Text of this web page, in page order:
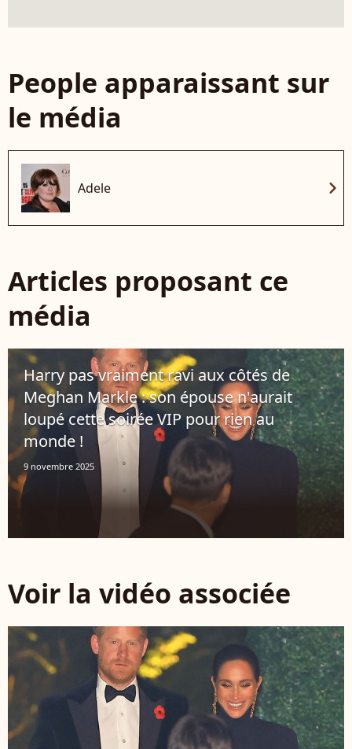
People apparaissant sur
le média
Adele chevron_right
Articles proposant ce
média
Harry pas vraiment ravi aux côtés de
Meghan Markle : son épouse n'aurait
loupé cette soirée VIP pour rien au
monde !
9 novembre 2025
Voir la vidéo associée